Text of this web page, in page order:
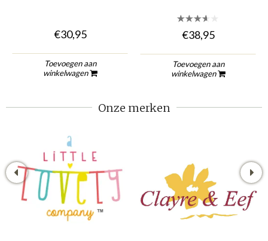
€30,95
Toevoegen aan
winkelwagen
€38,95
Toevoegen aan
winkelwagen
Onze merken